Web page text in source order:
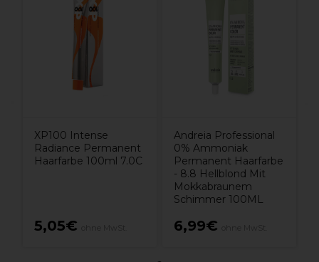
XP100 Intense
Radiance Permanent
Haarfarbe 100ml 7.0C
5,05€
Andreia Professional
0% Ammoniak
Permanent Haarfarbe
- 8.8 Hellblond Mit
Mokkabraunem
Schimmer 100ML
6,99€